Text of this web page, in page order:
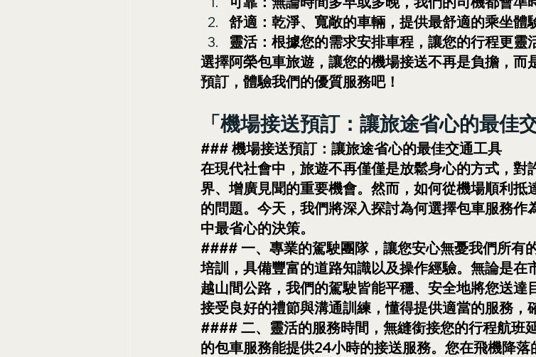
舒適：乾淨、寬敞的車輛，提供最舒適的乘坐體
靈活：根據您的需求安排車程，讓您的行程更靈
選擇阿榮包車旅遊，讓您的機場接送不再是負擔，而
預訂，體驗我們的優質服務吧！
「機場接送預訂：讓旅途省心的最佳
### 機場接送預訂：讓旅途省心的最佳交通工具
在現代社會中，旅遊不再僅僅是放鬆身心的方式，對
界、增廣見聞的重要機會。然而，如何從機場順利抵
的問題。今天，我們將深入探討為何選擇包車服務作
中最省心的決策。
#### 一、專業的駕駛團隊，讓您安心無憂我們所有
培訓，具備豐富的道路知識以及操作經驗。無論是在
越山間公路，我們的駕駛皆能平穩、安全地將您送達
接受良好的禮節與溝通訓練，懂得提供適當的服務，
#### 二、靈活的服務時間，無縫銜接您的行程航班
的包車服務能提供24小時的接送服務。您在飛機降